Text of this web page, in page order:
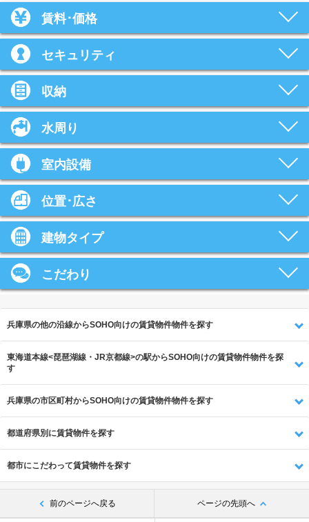
賃料･価格
セキュリティ
収納
水周り
室内設備
位置･広さ
建物タイプ
こだわり
兵庫県の他の沿線からSOHO向けの賃貸物件物件を探す
東海道本線<琵琶湖線・JR京都線>の駅からSOHO向けの賃貸物件物件を探
す
兵庫県の市区町村からSOHO向けの賃貸物件物件を探す
都道府県別に賃貸物件を探す
都市にこだわって賃貸物件を探す
前のページへ戻る ページの先頭へ